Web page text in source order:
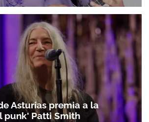
Asturias premia a la
punk' Patti Smith